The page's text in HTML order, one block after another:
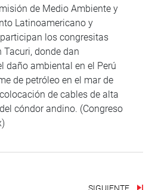
de Medio Ambiente y
Latinoamericano y
los congresitas
Tacuri, donde dan
daño ambiental en el Perú
de petróleo en el mar de
de cables de alta
cóndor andino. (Congreso